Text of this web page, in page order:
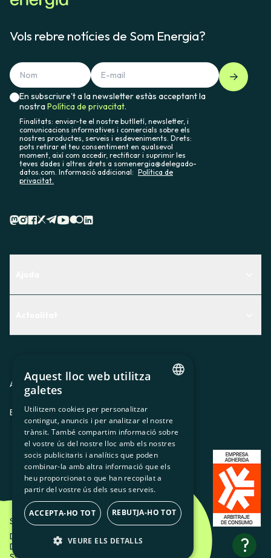
Vols rebre notícies de Som Energia?
En subscriure't a la newsletter estàs acceptant la
nostraPolítica de privacitat.
Finalitats: enviar-te el nostre butlletí, newsletter, i
comunicacions informatives i comercials sobre els
nostres productes, serveis i esdeveniments. Drets:
pots retirar el teu consentiment en qualsevol
moment, així com accedir, rectificar i suprimir les
teves dades i altres drets a somenergia@delegado-
datos.com. Informació addicional: Política de
privacitat.
Premsa
Treballa amb nosaltres
Avis legal
ES CAGLEU
Som Energia SCCL - 2026
Disseny Creatiu d'Etéreo Design.
Desenvolupament web per Utopig
?
SPANISH
GL
BASQUE
Aquest lloc web utilitza
galetes
Utilitzem cookies per personalitzar
contingut, anuncis i per analitzar el nostre
trànsit. També compartim informació sobre
el vostre ús del nostre lloc amb els nostres
socis publicitaris i analítics que poden
combinar-la amb altra informació que els
heu proporcionat o que han recopilat a
partir del vostre ús dels seus serveis.
ACCEPTA-HO TOT REBUTJA-HO TOT
VEURE ELS DETALLS